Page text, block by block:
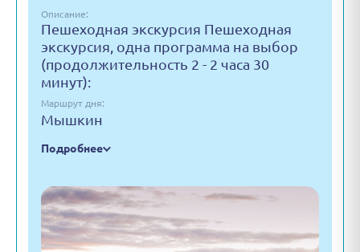
Описание:
Пешеходная экскурсия Пешеходная
экскурсия, одна программа на выбор
(продолжительность 2 - 2 часа 30
минут):
Маршрут дня:
Мышкин
Подробнее